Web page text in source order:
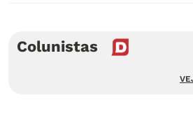
Colunistas